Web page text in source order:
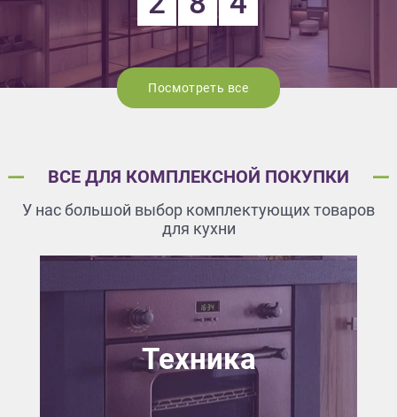
Посмотреть все
ВСЕ ДЛЯ КОМПЛЕКСНОЙ ПОКУПКИ
У нас большой выбор комплектующих товаров
для кухни
Техника